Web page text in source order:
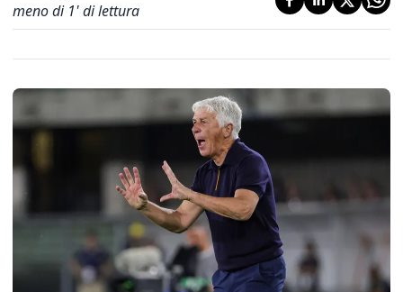
meno di 1' di lettura